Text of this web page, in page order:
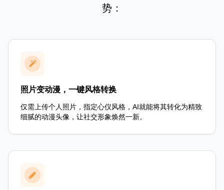
势：
照片变动漫，一键风格转换
仅需上传个人照片，指定心仪风格，AI就能将其转化为精致
细腻的动漫头像，让社交形象焕然一新。